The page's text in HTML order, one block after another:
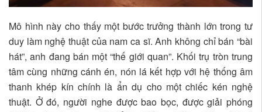
Mô hình này cho thấy một bước trưởng thành lớn trong tư
duy làm nghệ thuật của nam ca sĩ. Anh không chỉ bán “bài
hát”, anh đang bán một “thế giới quan”. Khối trụ tròn trung
tâm cùng những cánh én, nón lá kết hợp với hệ thống âm
thanh khép kín chính là ẩn dụ cho một chiếc kén nghệ
thuật. Ở đó, người nghe được bao bọc, được giải phóng